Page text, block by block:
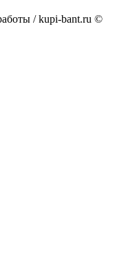
/ kupi-bant.ru ©